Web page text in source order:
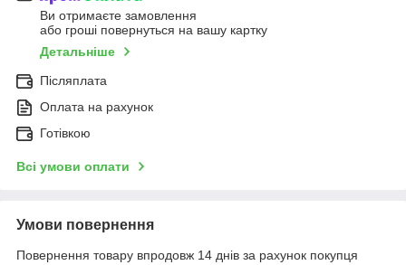
Ви отримаєте замовлення
або гроші повернуться на вашу картку
Детальніше
Післяплата
Оплата на рахунок
Готівкою
Всі умови оплати
Умови повернення
Повернення товару впродовж 14 днів за рахунок покупця